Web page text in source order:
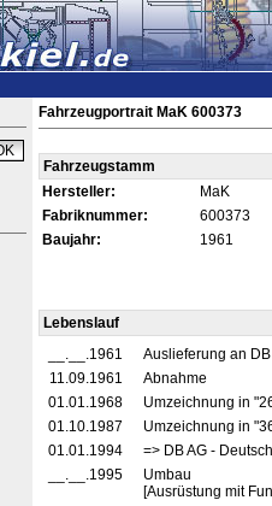
Fahrzeugportrait MaK 600373
Fahrzeugstamm
Hersteller:
MaK
Fabriknummer:
600373
Baujahr:
1961
Lebenslauf
__.__.1961
Auslieferung an
11.09.1961
Abnahme
01.01.1968
Umzeichnung in
01.10.1987
Umzeichnung in
01.01.1994
=> DB AG -
__.__.1995
Umbau
[Ausrüstung mit